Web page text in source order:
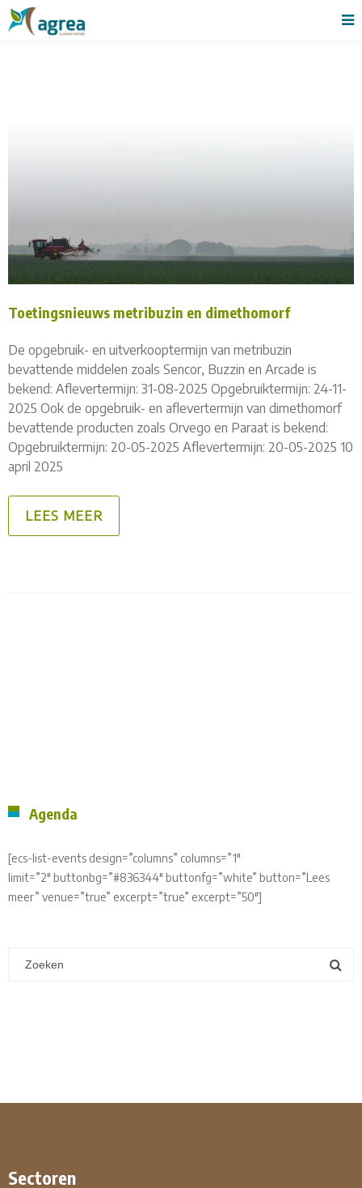
Toetingsnieuws metribuzin en dimethomorf
De opgebruik- en uitverkooptermijn van metribuzin
bevattende middelen zoals Sencor, Buzzin en Arcade is
bekend: Aflevertermijn: 31-08-2025 Opgebruiktermijn: 24-11-
2025 Ook de opgebruik- en aflevertermijn van dimethomorf
bevattende producten zoals Orvego en Paraat is bekend:
Opgebruiktermijn: 20-05-2025 Aflevertermijn: 20-05-2025 10
april 2025
LEES MEER
Agenda
[ecs-list-events design=”columns” columns=”1″
limit=”2″ buttonbg=”#836344″ buttonfg=”white” button=”Lees
meer” venue=”true” excerpt=”true” excerpt=”50″]
Sectoren